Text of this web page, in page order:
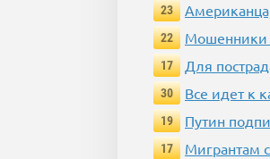
23
22
Мошенники
17
Для
30
Все идет к
19
Путин
17
Мигрантам